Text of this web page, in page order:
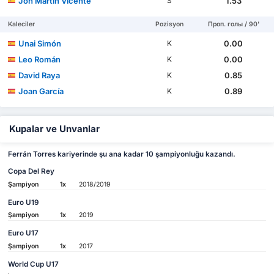
Kaleciler Pozisyon Проп. голы / 90'
Unai Simón K
0.00
Leo Román
K
0.00
David Raya
K
0.85
Joan García
K 0.89
Kupalar ve Unvanlar
Ferrán Torres kariyerinde şu ana kadar 10 şampiyonluğu kazandı.
Copa Del Rey
Şampiyon 1x 2018/2019
Euro U19
Şampiyon 1x 2019
Euro U17
Şampiyon 1x 2017
World Cup U17